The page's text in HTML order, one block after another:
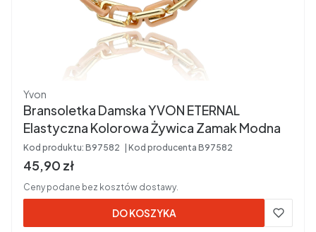
Producent
Yvon
Bransoletka Damska YVON ETERNAL
Elastyczna Kolorowa Żywica Zamak Modna
Kod produktu: B97582 Kod producenta B97582
Cena brutto
45,90 zł
Ceny podane bez kosztów dostawy.
DO KOSZYKA